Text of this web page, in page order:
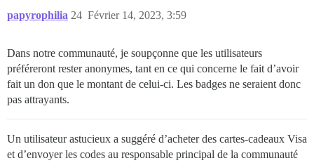
papyrophilia Février 14, 2023, 3:59
24
Dans notre communauté, je soupçonne que les utilisateurs
préféreront rester anonymes, tant en ce qui concerne le fait d’avoir
fait un don que le montant de celui-ci. Les badges ne seraient donc
pas attrayants.
Un utilisateur astucieux a suggéré d’acheter des cartes-cadeaux Visa
et d’envoyer les codes au responsable principal de la communauté